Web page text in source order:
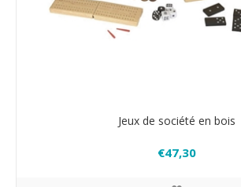
Jeux de société en bois
€47,30